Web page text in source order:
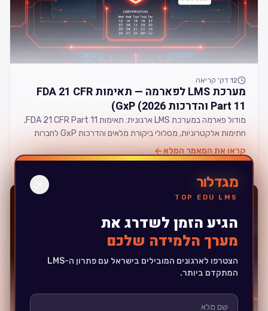
מגדלור
TOP EDU LMS
הגיע הזמן לשדרג את
מערך הלמידה שלכם
הצטרפו לארגונים המובילים בישראל עם פתרון ה-LMS
המתקדם ביותר.
12 דק' קריאה
מערכת LMS לפארמה — תאימות FDA 21 CFR
Part 11 והדרכות GxP (2026)
מודול פארמה במערכת LMS ארגונית: תאימות FDA 21 CFR Part 11,
חתימות אלקטרוניות, מסלולי ביקורת מלאים והדרכות GxP לחברות
פארמה, מכשור רפואי וקוסמטיקה בישראל.
קראו את המאמר המלא
AML